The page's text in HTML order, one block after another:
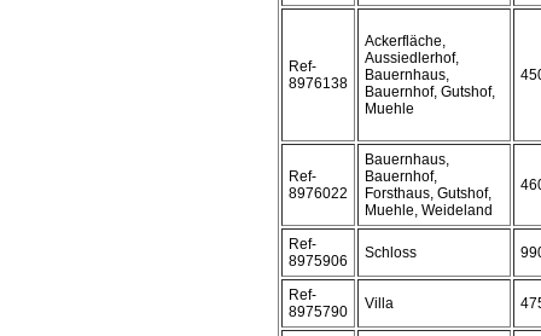
Ref-
8976138
Ackerfläche,
Aussiedlerhof,
Bauernhaus,
Bauernhof, Gutshof,
Muehle
Ref-
8976022
Bauernhaus,
Bauernhof,
Forsthaus, Gutshof,
Muehle, Weideland
Ref-
8975906
Schloss
Ref-
8975790
Villa